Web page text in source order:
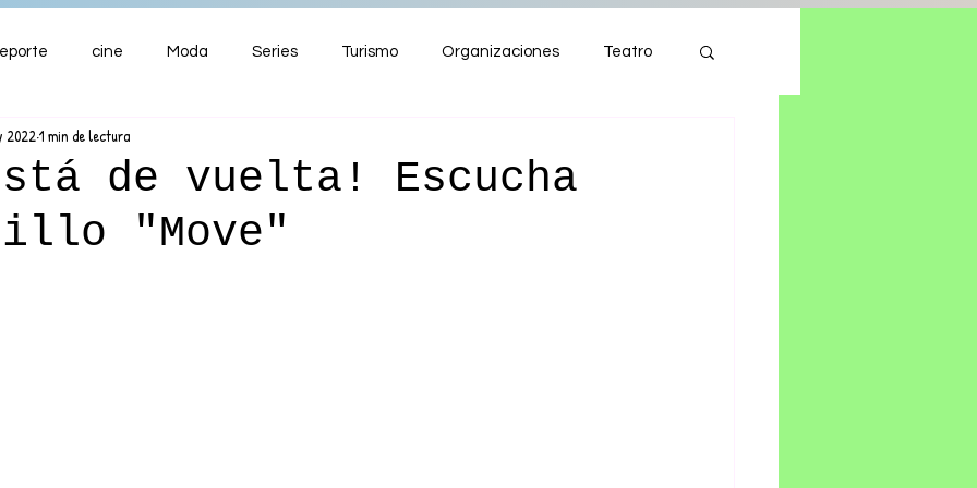
cine Moda Series Turismo Organizaciones Teatro
ENTRETENIMIENTO
de vuelta! Escucha
"Move"
20221 min de lectura